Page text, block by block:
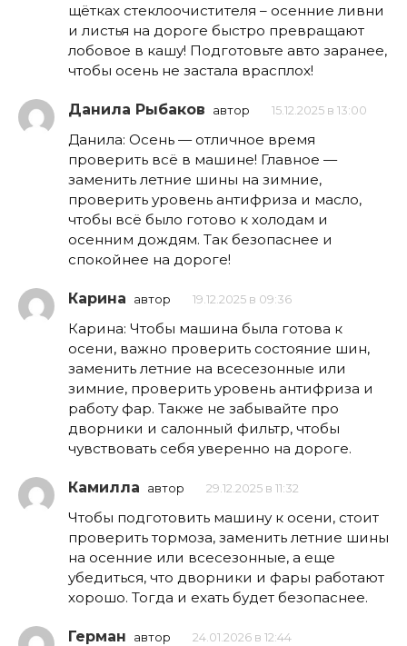
щётках стеклоочистителя – осенние ливни
и листья на дороге быстро превращают
лобовое в кашу! Подготовьте авто заранее,
чтобы осень не застала врасплох!
Данила Рыбаков автор 15.12.2025 в 13:00
Данила: Осень — отличное время
проверить всё в машине! Главное —
заменить летние шины на зимние,
проверить уровень антифриза и масло,
чтобы всё было готово к холодам и
осенним дождям. Так безопаснее и
спокойнее на дороге!
Карина автор 19.12.2025 в 09:36
Карина: Чтобы машина была готова к
осени, важно проверить состояние шин,
заменить летние на всесезонные или
зимние, проверить уровень антифриза и
работу фар. Также не забывайте про
дворники и салонный фильтр, чтобы
чувствовать себя уверенно на дороге.
Камилла автор 29.12.2025 в 11:32
Чтобы подготовить машину к осени, стоит
проверить тормоза, заменить летние шины
на осенние или всесезонные, а еще
убедиться, что дворники и фары работают
хорошо. Тогда и ехать будет безопаснее.
Герман автор 24.01.2026 в 12:44